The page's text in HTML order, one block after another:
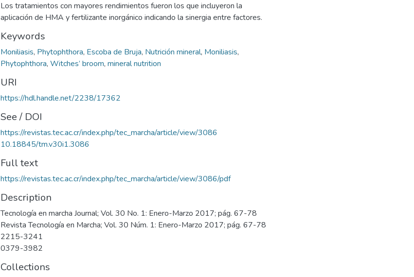
Los tratamientos con mayores rendimientos fueron los que incluyeron la
aplicación de HMA y fertilizante inorgánico indicando la sinergia entre factores.
Keywords
Moniliasis, Phytophthora, Escoba de Bruja, Nutrición mineral, Moniliasis,
Phytophthora, Witches’ broom, mineral nutrition
URI
https://hdl.handle.net/2238/17362
See / DOI
https://revistas.tec.ac.cr/index.php/tec_marcha/article/view/3086
10.18845/tm.v30i1.3086
Full text
https://revistas.tec.ac.cr/index.php/tec_marcha/article/view/3086/pdf
Description
Tecnología en marcha Journal; Vol. 30 No. 1: Enero-Marzo 2017; pág. 67-78
Revista Tecnología en Marcha; Vol. 30 Núm. 1: Enero-Marzo 2017; pág. 67-78
2215-3241
0379-3982
Collections